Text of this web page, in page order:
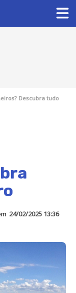
Descubra tudo
24/02/2025 13:36